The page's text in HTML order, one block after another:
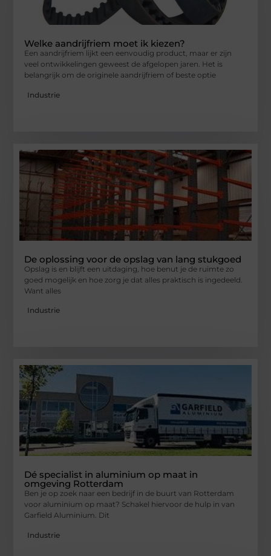
Welke aandrijfriem moet ik kiezen?
Een aandrijfriem lijkt een eenvoudig product, maar er zijn
veel ontwikkelingen geweest de afgelopen jaren. Het is
belangrijk om de originele aandrijfriem of beste optie
Industrie
De oplossing voor de opslag van lang stukgoed
Opslag is en blijft een uitdaging, hoe benut je de ruimte zo
goed mogelijk en hoe zorg je dat alles praktisch is ingedeeld.
Want alles
Industrie
Dé specialist in aluminium op maat in
omgeving Rotterdam
Ben je op zoek naar een bedrijf in de buurt van Rotterdam
voor aluminium op maat? Schakel hiervoor de hulp in van
Garfield Aluminium. Dit
Industrie